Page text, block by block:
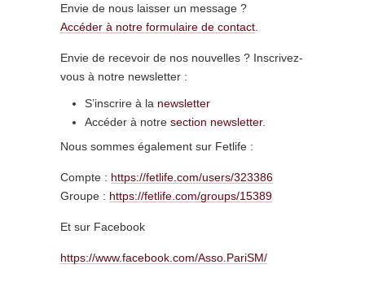
Envie de nous laisser un message ?
Accéder à notre formulaire de contact
Envie de recevoir de nos nouvelles ? Inscrivez-
vous à notre newsletter :
S’inscrire à la newsletter
Accéder à notre section newsletter.
Nous sommes également sur Fetlife :
Compte : https://fetlife.com/users/323386
Groupe : https://fetlife.com/groups/15389
Et sur Facebook
https://www.facebook.com/Asso.PariSM/